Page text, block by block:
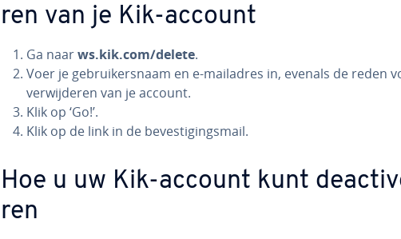
ren van je Kik-account
Ga naarws.kik.com/delete.
Voer je ge­brui­kers­naam en e-mailadres in, evenals de reden
ver­wij­de­ren van je account.
Klik op ‘Go!’.
Klik op de link in de be­ves­ti­gings­mail.
Hoe u uw Kik-account kunt
ren